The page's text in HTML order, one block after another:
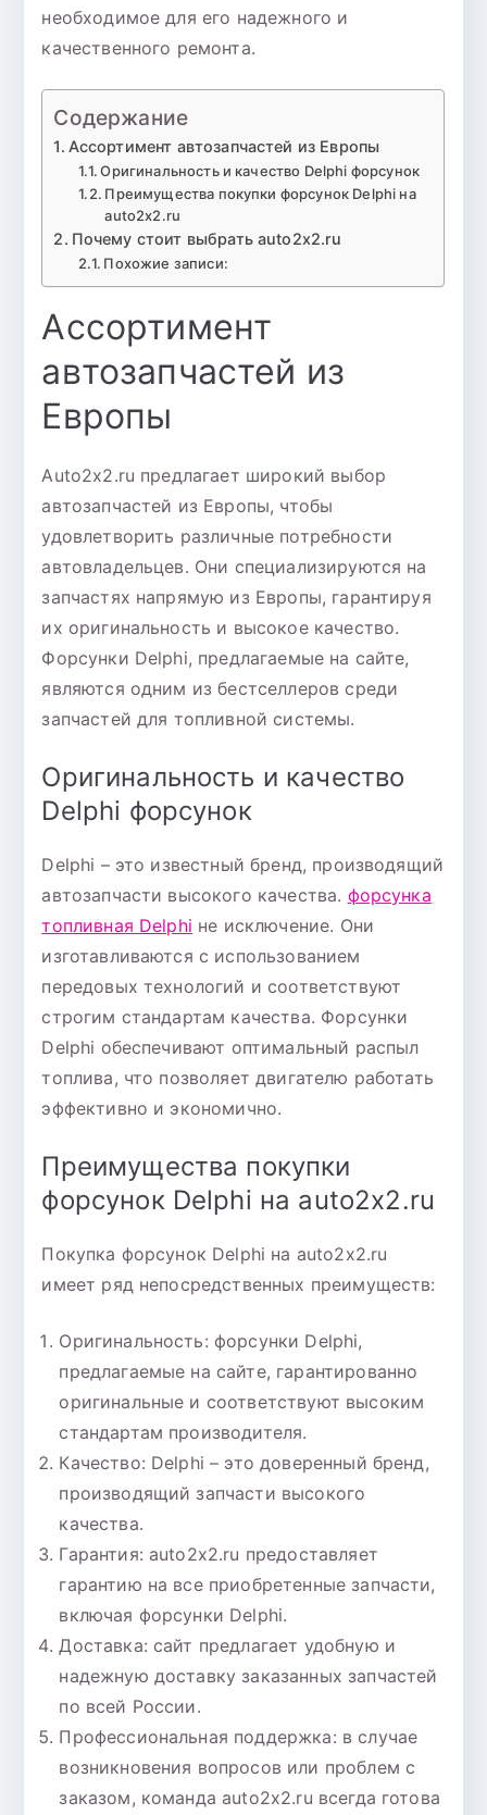
необходимое для его надежного и
качественного ремонта.
Содержание
Ассортимент автозапчастей из Европы
Оригинальность и качество Delphi форсунок
Преимущества покупки форсунок Delphi на
auto2x2.ru
Почему стоит выбрать auto2x2.ru
Похожие записи:
Ассортимент
автозапчастей из
Европы
Auto2x2.ru предлагает широкий выбор
автозапчастей из Европы, чтобы
удовлетворить различные потребности
автовладельцев. Они специализируются на
запчастях напрямую из Европы, гарантируя
их оригинальность и высокое качество.
Форсунки Delphi, предлагаемые на сайте,
являются одним из бестселлеров среди
запчастей для топливной системы.
Оригинальность и качество
Delphi форсунок
Delphi – это известный бренд, производящий
автозапчасти высокого качества. форсунка
топливная Delphi не исключение. Они
изготавливаются с использованием
передовых технологий и соответствуют
строгим стандартам качества. Форсунки
Delphi обеспечивают оптимальный распыл
топлива, что позволяет двигателю работать
эффективно и экономично.
Преимущества покупки
форсунок Delphi на auto2x2.ru
Покупка форсунок Delphi на auto2x2.ru
имеет ряд непосредственных преимуществ:
Оригинальность: форсунки Delphi,
предлагаемые на сайте, гарантированно
оригинальные и соответствуют высоким
стандартам производителя.
Качество: Delphi – это доверенный бренд,
производящий запчасти высокого
качества.
Гарантия: auto2x2.ru предоставляет
гарантию на все приобретенные запчасти,
включая форсунки Delphi.
Доставка: сайт предлагает удобную и
надежную доставку заказанных запчастей
по всей России.
Профессиональная поддержка: в случае
возникновения вопросов или проблем с
заказом, команда auto2x2.ru всегда готова